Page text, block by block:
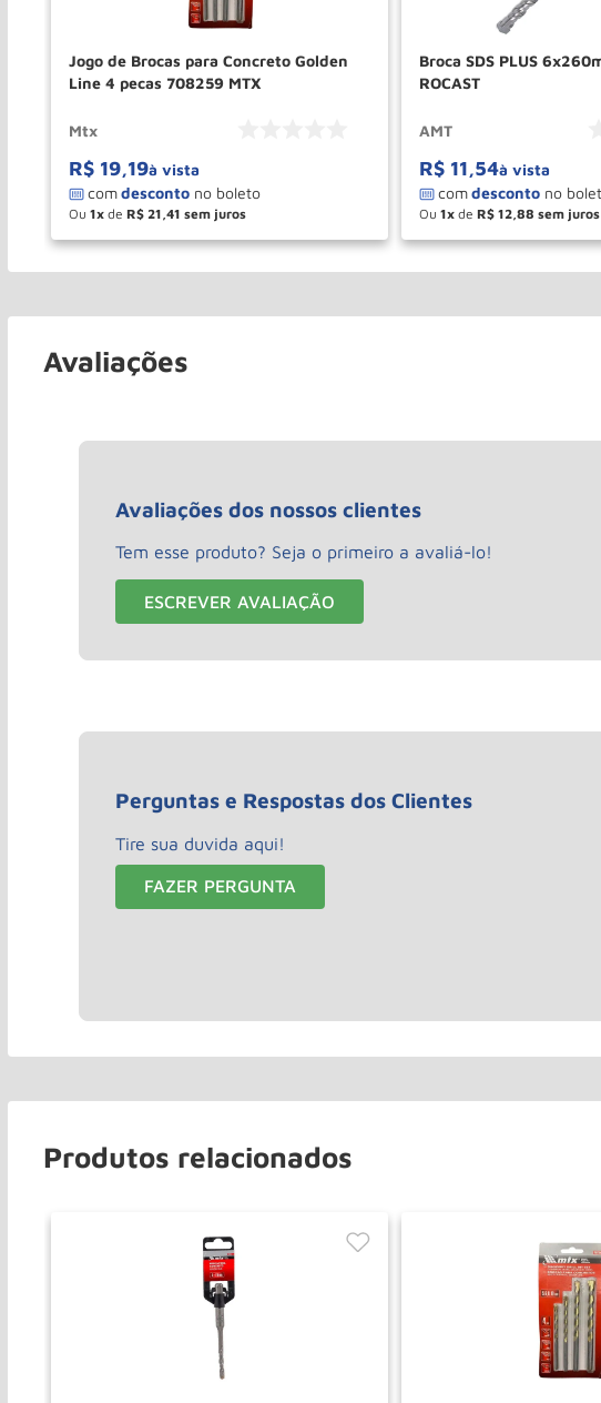
Jogo de Brocas para Concreto Golden
Line 4 pecas 708259 MTX
Mtx
R$ 19,19à vista
Ou 1 de R$ 21,41
＋
－ COMPRAR
Broca SDS PLUS
ROCAST
AMT
R$ 11,54à vista
Ou 1 de R$ 12,88
＋
－
Avaliações
Avaliações dos nossos clientes
Tem esse produto? Seja o primeiro a avaliá-lo!
ESCREVER AVALIAÇÃO
Perguntas e Respostas dos Clientes
Tire sua duvida aqui!
FAZER PERGUNTA
Produtos relacionados